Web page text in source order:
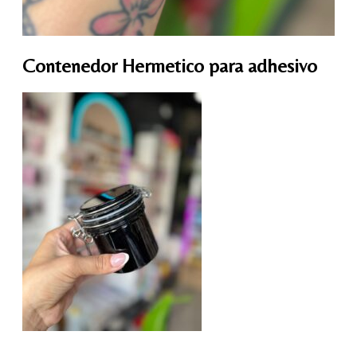
Contenedor Hermetico para adhesivo